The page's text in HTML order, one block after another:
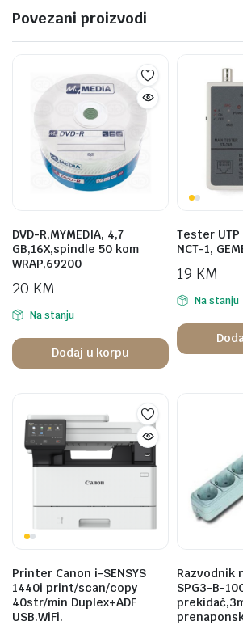
Povezani proizvodi
DVD-R,MYMEDIA, 4,7
GB,16X,spindle 50 kom
WRAP,69200
20 KM
Na stanju
Dodaj u korpu
Tester UTP
NCT-1,
19 KM
Na stanju
Printer Canon i-SENSYS
1440i print/scan/copy
40str/min Duplex+ADF
USB.WiFi.
Razvodnik
SPG3-B-